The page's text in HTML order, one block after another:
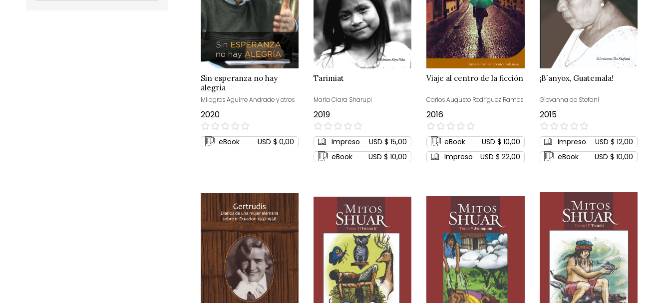
Sin esperanza no hay
alegría
Milagros Aguirre Andrade y otros
2020
0%
eBook USD $ 0,00
Tarimiat
María Clara Sharupi
2019
0%
Impreso
USD $ 15,00
eBook
USD $ 10,00
Viaje al centro de la ficción
Carlos Augusto Rodríguez Ramos
2016
0%
eBook
USD $ 10,00
Impreso
USD $ 22,00
¡B´anyox, Guatemala!
Giovanna de Stefani
2015
0%
Impreso
USD $ 12,00
eBook
USD $ 10,00